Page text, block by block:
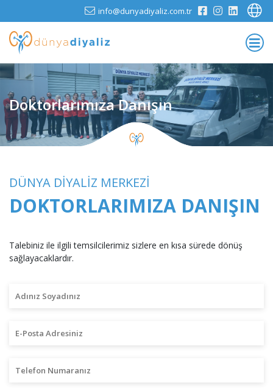
info@dunyadiyaliz.com.tr
Doktorlarımıza Danışın
DÜNYA DİYALİZ MERKEZİ
DOKTORLARIMIZA DANIŞIN
Talebiniz ile ilgili temsilcilerimiz sizlere en kısa sürede dönüş
sağlayacaklardır.